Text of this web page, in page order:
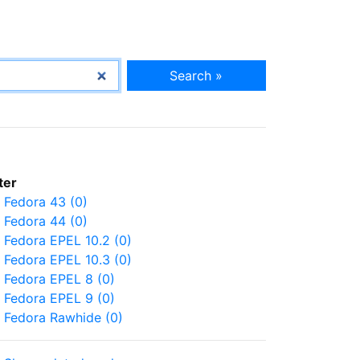
Search »
Fedora 43 (0)
Fedora 44 (0)
Fedora EPEL 10.2 (0)
Fedora EPEL 10.3 (0)
Fedora EPEL 8 (0)
Fedora EPEL 9 (0)
Fedora Rawhide (0)